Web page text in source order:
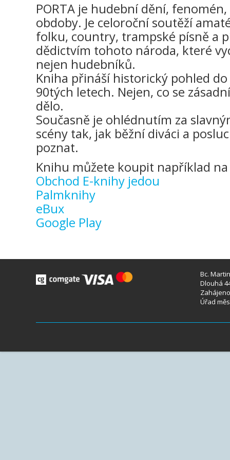
PORTA je hudební dění,
obdoby. Je celoroční soutěží
folku, country, trampské písně a
dědictvím tohoto národa, které
nejen hudebníků.
Kniha přináší historický pohled
90tých letech. Nejen, co se
dělo.
Současně je ohlédnutím za
scény tak, jak běžní diváci a
poznat.
Knihu můžete koupit například
Obchod E-knihy jedou
Palmknihy
eBux
Google Play
Bc.
Dlouhá
Úřad